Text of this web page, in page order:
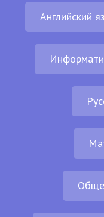
Английский